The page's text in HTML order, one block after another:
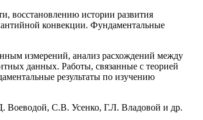
восстановлению истории развития
конвекции. Фундаментальные
измерений, анализ расхождений между
данных. Работы, связанные с теорией
результаты по изучению
Воеводой, С.В. Усенко, Г.Л. Владовой и др.